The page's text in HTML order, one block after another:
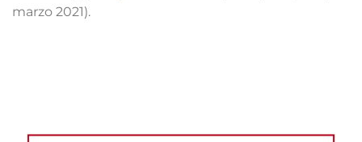
marzo 2021).